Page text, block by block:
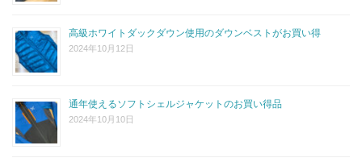
高級ホワイトダックダウン使用のダウンベストがお買い得
2024年10月12日
通年使えるソフトシェルジャケットのお買い得品
2024年10月10日